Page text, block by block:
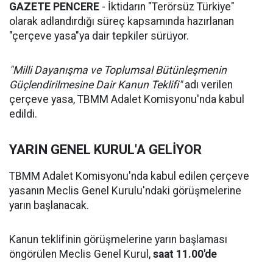
GAZETE PENCERE - İktidarın "Terörsüz Türkiye"
olarak adlandırdığı süreç kapsamında hazırlanan
"çerçeve yasa"ya dair tepkiler sürüyor.
"Milli Dayanışma ve Toplumsal Bütünleşmenin
Güçlendirilmesine Dair Kanun Teklifi"adı verilen
çerçeve yasa, TBMM Adalet Komisyonu'nda kabul
edildi.
YARIN GENEL KURUL'A GELİYOR
TBMM Adalet Komisyonu'nda kabul edilen çerçeve
yasanın Meclis Genel Kurulu'ndaki görüşmelerine
yarın başlanacak.
Kanun teklifinin görüşmelerine yarın başlaması
öngörülen Meclis Genel Kurul, saat 11.00'de